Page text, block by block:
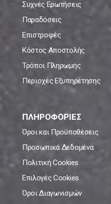
Συχνές Ερωτήσεις
Παραδόσεις
Επιστροφές
Κόστος Αποστολής
Τρόποι Πληρωμής
Περιοχές Εξυπηρέτησης
ΠΛΗΡΟΦΟΡΙΕΣ
Όροι και Προϋποθέσεις
Προσωπικά Δεδομένα
Πολιτική Cookies
Επιλογές Cookies
Όροι Διαγωνισμών